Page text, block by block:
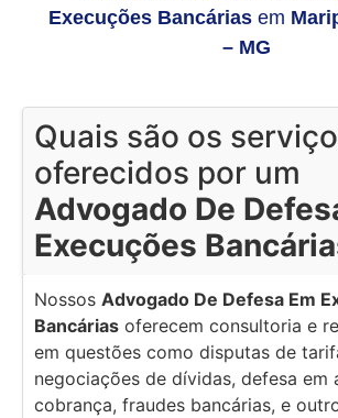
Execuções Bancárias em
– MG
Quais são os
oferecidos por um
Advogado De
Execuções
Nossos Advogado De Defesa Em
Bancárias oferecem consultoria e
em questões como disputas de
negociações de dívidas, defesa em
cobrança, fraudes bancárias, e